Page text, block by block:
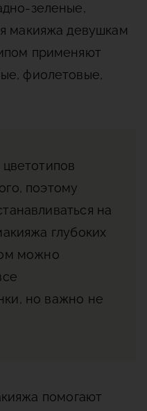
зеленые,
макияжа девушкам
применяют
фиолетовые,
поэтому
на
глубоких
можно
но важно не
помогают